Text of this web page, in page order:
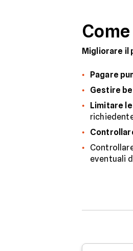
Migliorare il
Pagare
Gestire
Limitare
eventuali